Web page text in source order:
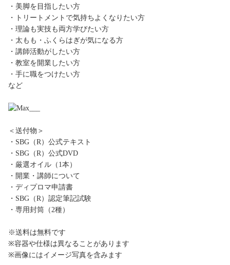
・美脚を目指したい方
・トリートメントで気持ちよくなりたい方
・理論も実技も両方学びたい方
・太もも・ふくらはぎが気になる方
・講師活動がしたい方
・教室を開業したい方
・手に職をつけたい方
など
＜送付物＞
・SBG（R）公式テキスト
・SBG（R）公式DVD
・厳選オイル（1本）
・開業・講師について
・ディプロマ申請書
・SBG（R）認定筆記試験
・専用封筒（2種）
※送料は無料です
※容器や仕様は異なることがあります
※画像にはイメージ写真を含みます